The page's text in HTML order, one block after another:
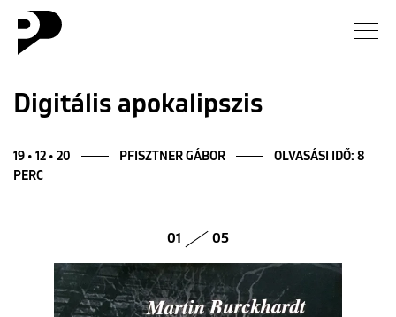
Esszé
Blog
Digitális apokalipszis
19 • 12 • 20 PFISZTNER GÁBOR
OLVASÁSI IDŐ: 8
PERC
01 05